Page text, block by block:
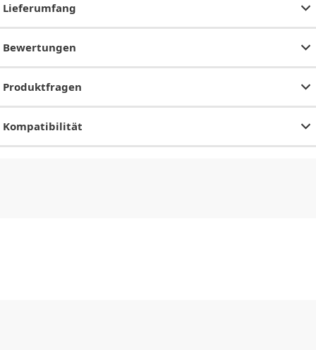
Lieferumfang
Bewertungen
Produktfragen
Kompatibilität